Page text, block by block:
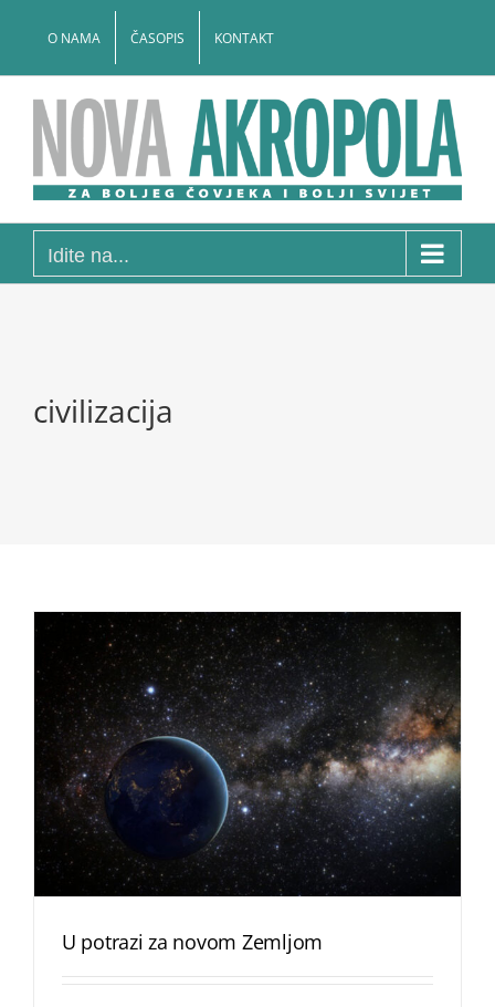
O NAMA ČASOPIS KONTAKT
Idite na...
civilizacija
U potrazi za novom Zemljom